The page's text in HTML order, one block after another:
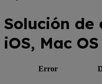
Solución de
iOS, Mac
Error